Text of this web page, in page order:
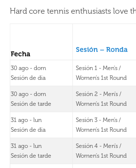
Hard core tennis enthusiasts love
Fecha
Sesión – Ronda
30 ago - dom
Sesión de dia
Sesión 1 - Men's /
Women's 1st Round
30 ago - dom
Sesión de tarde
Sesión 2 - Men's /
Women's 1st Round
31 ago - lun
Sesión de dia
Sesión 3 - Men's /
Women's 1st Round
31 ago - lun
Sesión de tarde
Sesión 4 - Men's /
Women's 1st Round